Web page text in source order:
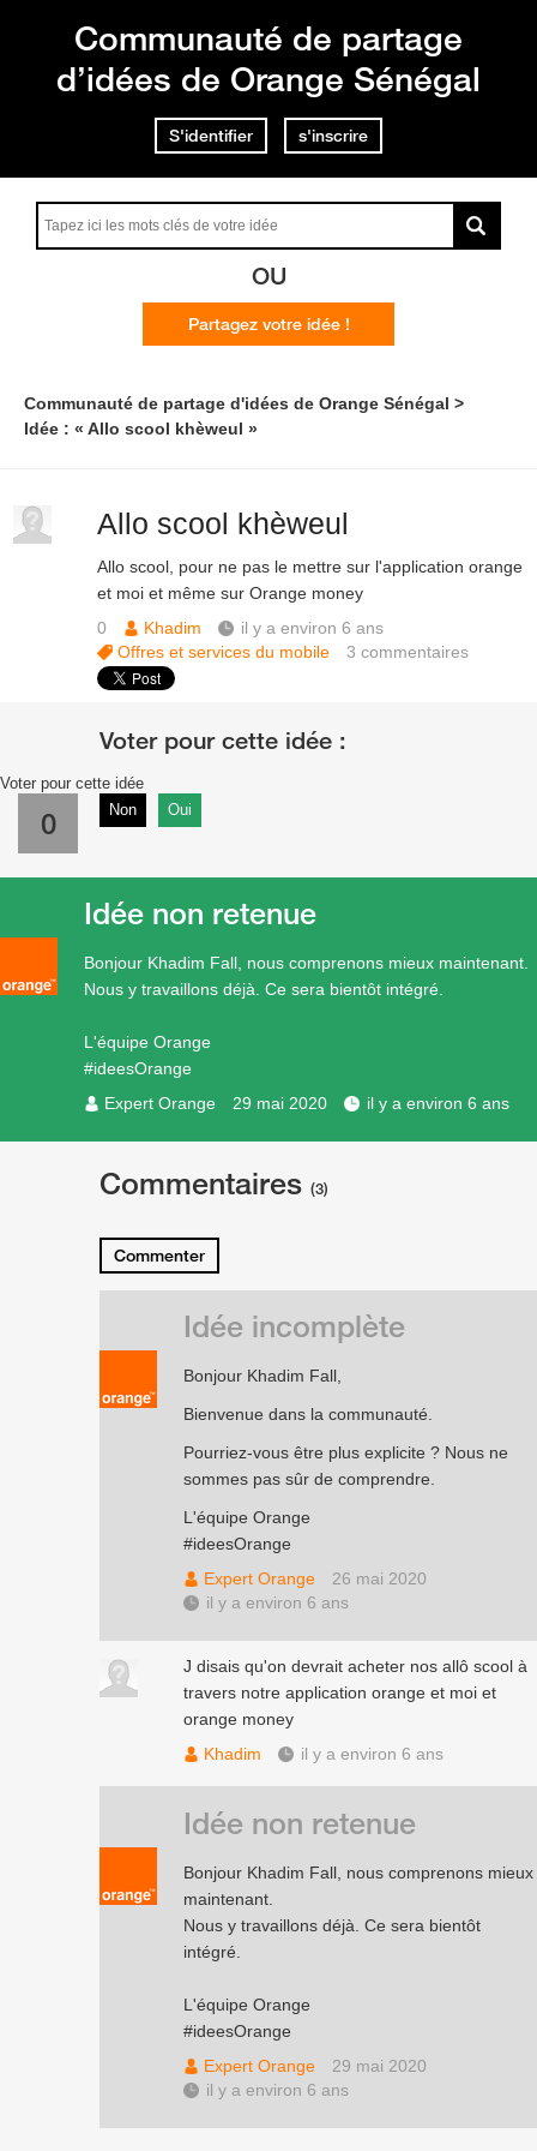
Communauté de partage
d’idées de Orange Sénégal
S'identifier s'inscrire
OU
Partagez votre idée !
Communauté de partage d'idées de Orange Sénégal
Idée : « Allo scool khèweul »
Allo scool khèweul
Allo scool, pour ne pas le mettre sur l'application orange
et moi et même sur Orange money
0
Khadim
il y a environ 6 ans
Offres et services du mobile
3commentaires
Voter pour cette idée
0 Non Oui
Bonjour Khadim Fall, nous comprenons mieux maintenant.
Nous y travaillons déjà. Ce sera bientôt intégré.
L'équipe Orange
#ideesOrange
Expert Orange
29 mai 2020 il y a environ 6 ans
Idée non retenue
Commentaires (3)
Commenter
Bonjour Khadim Fall,
Bienvenue dans la communauté.
Pourriez-vous être plus explicite ? Nous ne
sommes pas sûr de comprendre.
L'équipe Orange
#ideesOrange
Expert Orange
26 mai 2020
il y a environ 6 ans
Idée incomplète
J disais qu'on devrait acheter nos allô scool à
travers notre application orange et moi et
orange money
Khadim
il y a environ 6 ans
Bonjour Khadim Fall, nous comprenons mieux
maintenant.
Nous y travaillons déjà. Ce sera bientôt
intégré.
L'équipe Orange
#ideesOrange
Expert Orange
29 mai 2020
il y a environ 6 ans
Idée non retenue